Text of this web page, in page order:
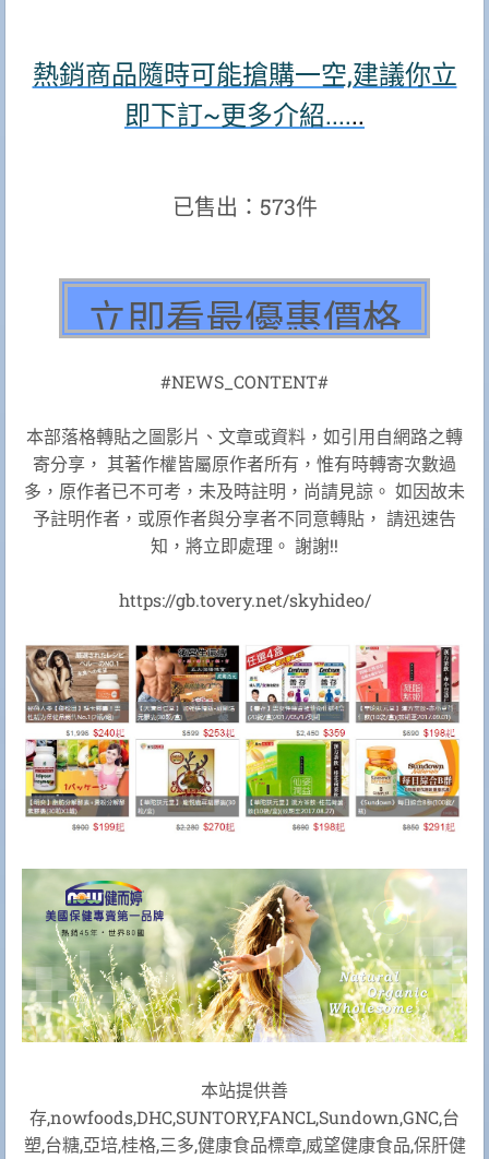
熱銷商品隨時可能搶購一空,建議你立
即下訂~更多介紹......
已售出：573件
#NEWS_CONTENT#
本部落格轉貼之圖影片、文章或資料，如引用自網路之轉
寄分享， 其著作權皆屬原作者所有，惟有時轉寄次數過
多，原作者已不可考，未及時註明，尚請見諒。 如因故未
予註明作者，或原作者與分享者不同意轉貼， 請迅速告
知，將立即處理。 謝謝!!
https://gb.tovery.net/skyhideo/
本站提供善
存,nowfoods,DHC,SUNTORY,FANCL,Sundown,GNC,台
塑,台糖,亞培,桂格,三多,健康食品標章,威望健康食品,保肝健